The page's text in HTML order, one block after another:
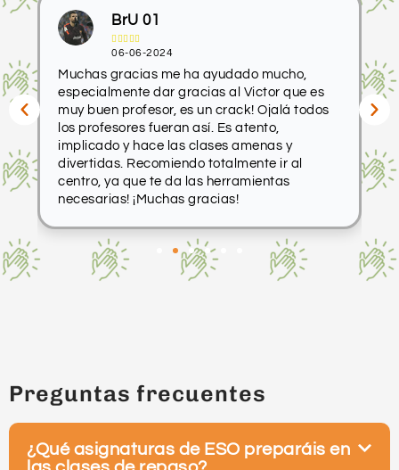
BrU 01
  
06-06-2024
Muchas gracias me ha ayudado mucho,
especialmente dar gracias al Victor que es
muy buen profesor, es un crack! Ojalá todos
los profesores fueran así. Es atento,
implicado y hace las clases amenas y
divertidas. Recomiendo totalmente ir al
centro, ya que te da las herramientas
necesarias! ¡Muchas gracias!
Preguntas frecuentes
¿Qué asignaturas de ESO preparáis en